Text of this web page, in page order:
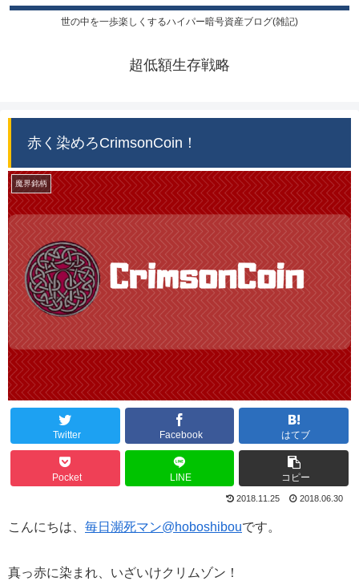
世の中を一歩楽しくするハイパー暗号資産ブログ(雑記)
超低額生存戦略
赤く染めろCrimsonCoin！
魔界銘柄
Twitter Facebook はてブ
Pocket LINE コピー
2018.11.25 2018.06.30
こんにちは、 毎日瀕死マン@hoboshibouです。
真っ赤に染まれ、いざいけクリムゾン！